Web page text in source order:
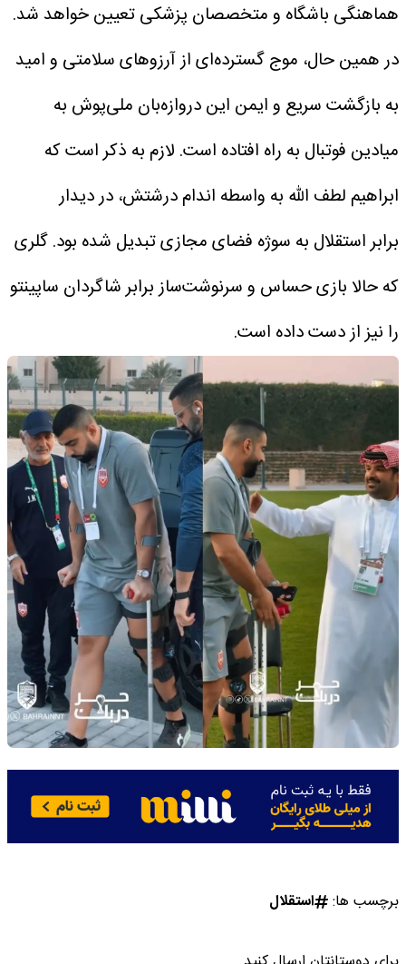
هماهنگی باشگاه و متخصصان پزشکی تعیین خواهد شد.
در همین حال، موج گسترده‌ای از آرزوهای سلامتی و امید
به بازگشت سریع و ایمن این دروازه‌بان ملی‌پوش به
میادین فوتبال به راه افتاده است. لازم به ذکر است که
ابراهیم لطف الله به واسطه اندام درشتش، در دیدار
برابر استقلال به سوژه فضای مجازی تبدیل شده بود. گلری
که حالا بازی حساس و سرنوشت‌ساز برابر شاگردان ساپینتو
را نیز از دست داده است.
برچسب ها: استقلال